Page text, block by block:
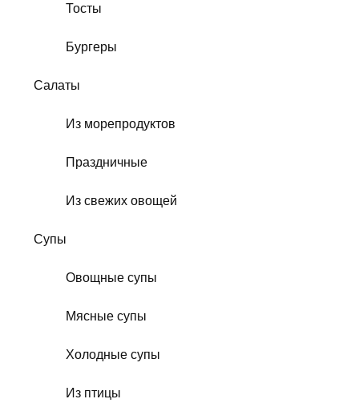
Тосты
Бургеры
Салаты
Из морепродуктов
Праздничные
Из свежих овощей
Супы
Овощные супы
Мясные супы
Холодные супы
Из птицы